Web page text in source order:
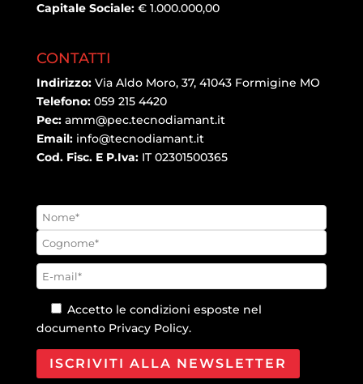
Capitale Sociale: € 1.000.000,00
CONTATTI
Indirizzo: Via Aldo Moro, 37, 41043 Formigine MO
Telefono: 059 215 4420
Pec: amm@pec.tecnodiamant.it
Email: info@tecnodiamant.it
Cod. Fisc. E P.Iva:IT 02301500365
Accetto le condizioni esposte nel
documento Privacy Policy.